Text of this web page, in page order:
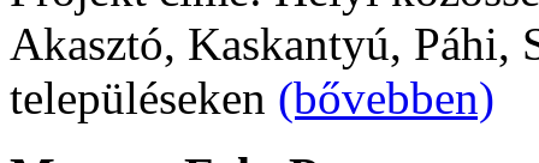
Akasztó, Kaskantyú, Páhi,
településeken (bővebben)